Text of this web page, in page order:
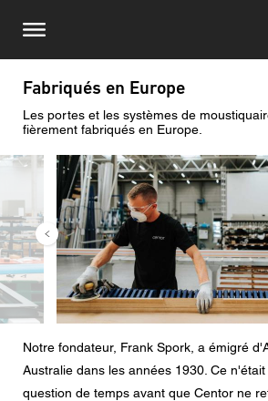
contenu
principal
Fabriqués en Europe
Les portes et les systèmes de
fièrement fabriqués en Europe.
Image
Notre fondateur, Frank Spork, a émigré
Australie dans les années 1930. Ce
question de temps avant que Centor ne
Demande de
Nom
Numéro de téléphone
Pays
Code postal
Vous êtes
Amérique du Nord